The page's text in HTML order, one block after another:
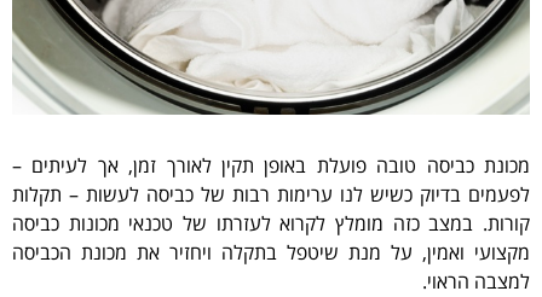
מכונת כביסה טובה פועלת באופן תקין לאורך זמן, אך לעיתים –
לפעמים בדיוק כשיש לנו ערימות רבות של כביסה לעשות – תקלות
קורות. במצב כזה מומלץ לקרוא לעזרתו של טכנאי מכונות כביסה
מקצועי ואמין, על מנת שיטפל בתקלה ויחזיר את מכונת הכביסה
למצבה הראוי.